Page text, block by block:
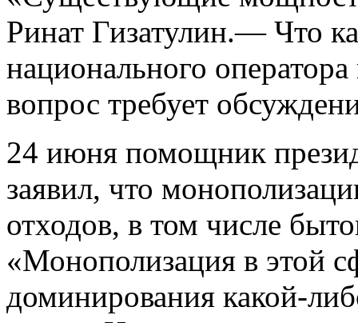
Ринат Гизатулин.— Что
национального
вопрос требует
24 июня помощник
заявил, что
отходов, в том числе
«Монополизация в этой
доминирования какой-